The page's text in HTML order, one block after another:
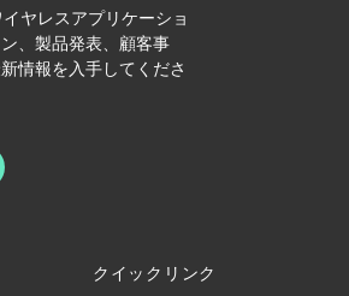
ヤレスアプリケーショ
、製品発表、顧客事
情報を入手してくださ
クイックリンク